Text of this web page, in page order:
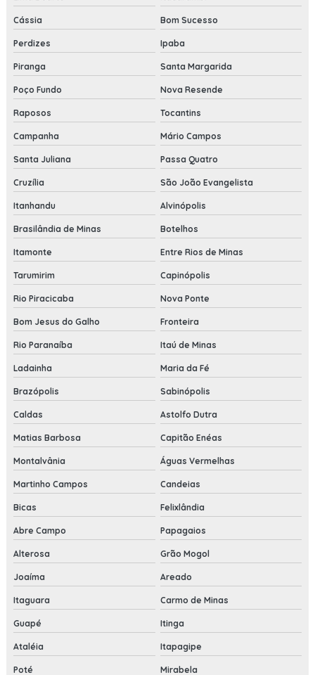
Cássia Bom Sucesso
Perdizes Ipaba
Piranga Santa Margarida
Poço Fundo Nova Resende
Raposos Tocantins
Campanha Mário Campos
Santa Juliana Passa Quatro
Cruzília São João Evangelista
Itanhandu Alvinópolis
Brasilândia de Minas Botelhos
Itamonte Entre Rios de Minas
Tarumirim Capinópolis
Rio Piracicaba Nova Ponte
Bom Jesus do Galho Fronteira
Rio Paranaíba Itaú de Minas
Ladainha Maria da Fé
Brazópolis Sabinópolis
Caldas Astolfo Dutra
Matias Barbosa Capitão Enéas
Montalvânia Águas Vermelhas
Martinho Campos Candeias
Bicas Felixlândia
Abre Campo Papagaios
Alterosa Grão Mogol
Joaíma Areado
Itaguara Carmo de Minas
Guapé Itinga
Ataléia Itapagipe
Poté Mirabela